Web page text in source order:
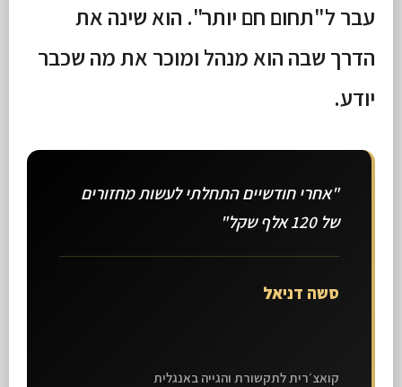
עבר ל"תחום חם יותר". הוא שינה את
הדרך שבה הוא מנהל ומוכר את מה שכבר
יודע.
"אחרי חודשיים התחלתי לעשות מחזורים
של 120 אלף שקל"
סשה דניאל
קואצ׳רית לתקשורת והגייה באנגלית